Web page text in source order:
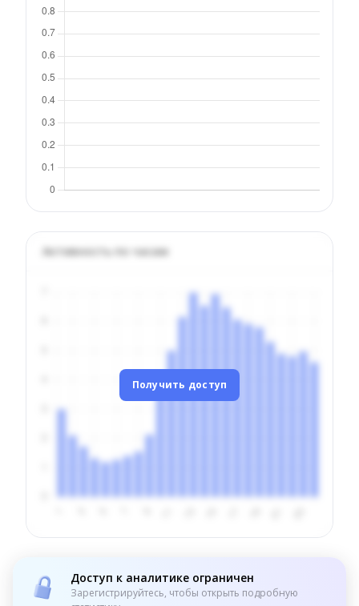
Активность по часам
Получить доступ
Доступ к аналитике ограничен
Зарегистрируйтесь, чтобы открыть подробную